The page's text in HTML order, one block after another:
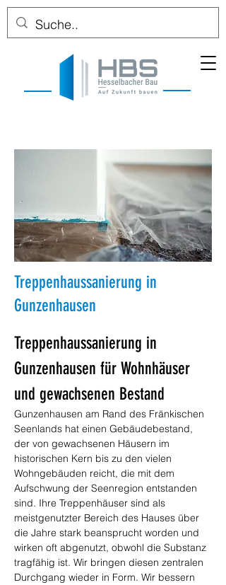
Treppenhaussanierung in
Gunzenhausen
Treppenhaussanierung in
Gunzenhausen für Wohnhäuser
und gewachsenen Bestand
Gunzenhausen am Rand des Fränkischen
Seenlands hat einen Gebäudebestand,
der von gewachsenen Häusern im
historischen Kern bis zu den vielen
Wohngebäuden reicht, die mit dem
Aufschwung der Seenregion entstanden
sind. Ihre Treppenhäuser sind als
meistgenutzter Bereich des Hauses über
die Jahre stark beansprucht worden und
wirken oft abgenutzt, obwohl die Substanz
tragfähig ist. Wir bringen diesen zentralen
Durchgang wieder in Form. Wir bessern